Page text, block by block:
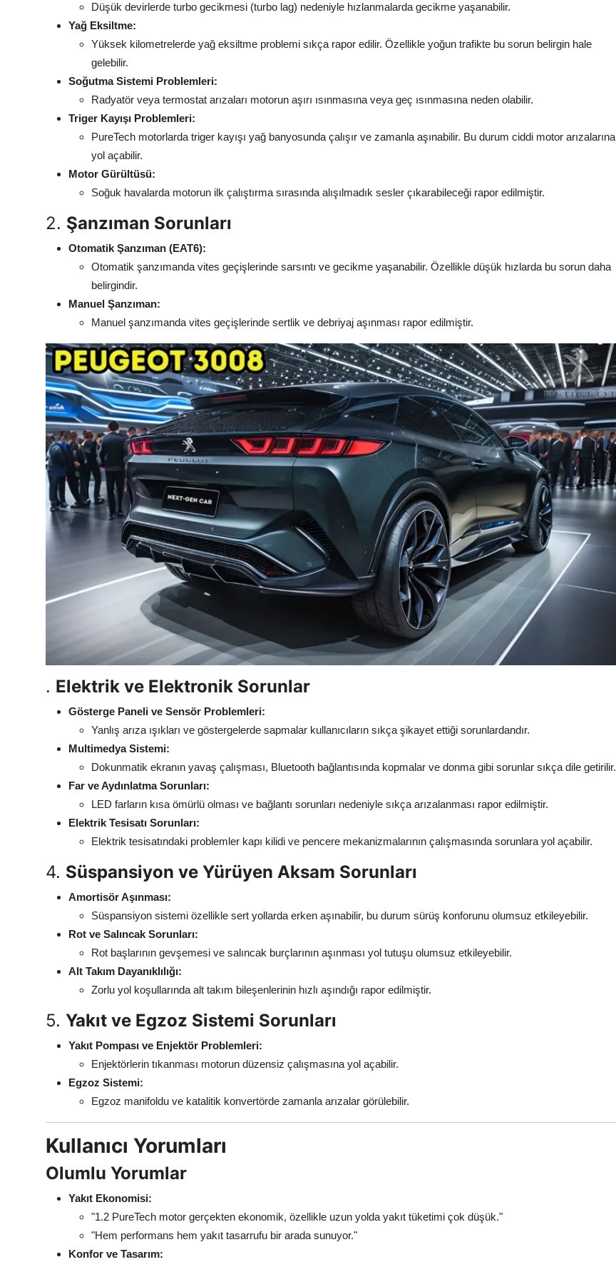
Düşük devirlerde turbo gecikmesi (turbo lag) nedeniyle hızlanmalarda gecikme yaşanabilir.
Yağ Eksiltme:
Yüksek kilometrelerde yağ eksiltme problemi sıkça rapor edilir. Özellikle yoğun trafikte bu sorun belirgin hale
gelebilir.
Soğutma Sistemi Problemleri:
Radyatör veya termostat arızaları motorun aşırı ısınmasına veya geç ısınmasına neden olabilir.
Triger Kayışı Problemleri:
PureTech motorlarda triger kayışı yağ banyosunda çalışır ve zamanla aşınabilir. Bu durum ciddi motor arızalarına
yol açabilir.
Motor Gürültüsü:
Soğuk havalarda motorun ilk çalıştırma sırasında alışılmadık sesler çıkarabileceği rapor edilmiştir.
2. Şanzıman Sorunları
Otomatik Şanzıman (EAT6):
Otomatik şanzımanda vites geçişlerinde sarsıntı ve gecikme yaşanabilir. Özellikle düşük hızlarda bu sorun daha
belirgindir.
Manuel Şanzıman:
Manuel şanzımanda vites geçişlerinde sertlik ve debriyaj aşınması rapor edilmiştir.
. Elektrik ve Elektronik Sorunlar
Gösterge Paneli ve Sensör Problemleri:
Yanlış arıza ışıkları ve göstergelerde sapmalar kullanıcıların sıkça şikayet ettiği sorunlardandır.
Multimedya Sistemi:
Dokunmatik ekranın yavaş çalışması, Bluetooth bağlantısında kopmalar ve donma gibi sorunlar sıkça dile getirilir.
Far ve Aydınlatma Sorunları:
LED farların kısa ömürlü olması ve bağlantı sorunları nedeniyle sıkça arızalanması rapor edilmiştir.
Elektrik Tesisatı Sorunları:
Elektrik tesisatındaki problemler kapı kilidi ve pencere mekanizmalarının çalışmasında sorunlara yol açabilir.
4. Süspansiyon ve Yürüyen Aksam Sorunları
Amortisör Aşınması:
Süspansiyon sistemi özellikle sert yollarda erken aşınabilir, bu durum sürüş konforunu olumsuz etkileyebilir.
Rot ve Salıncak Sorunları:
Rot başlarının gevşemesi ve salıncak burçlarının aşınması yol tutuşu olumsuz etkileyebilir.
Alt Takım Dayanıklılığı:
Zorlu yol koşullarında alt takım bileşenlerinin hızlı aşındığı rapor edilmiştir.
5. Yakıt ve Egzoz Sistemi Sorunları
Yakıt Pompası ve Enjektör Problemleri:
Enjektörlerin tıkanması motorun düzensiz çalışmasına yol açabilir.
Egzoz Sistemi:
Egzoz manifoldu ve katalitik konvertörde zamanla arızalar görülebilir.
Kullanıcı Yorumları
Olumlu Yorumlar
Yakıt Ekonomisi:
"1.2 PureTech motor gerçekten ekonomik, özellikle uzun yolda yakıt tüketimi çok düşük."
"Hem performans hem yakıt tasarrufu bir arada sunuyor."
Konfor ve Tasarım: